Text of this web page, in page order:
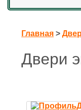
Главная >
Двери